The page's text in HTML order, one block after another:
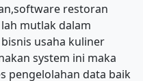
restoran
mutlak dalam
usaha kuliner
system ini maka
pengelolahan data baik